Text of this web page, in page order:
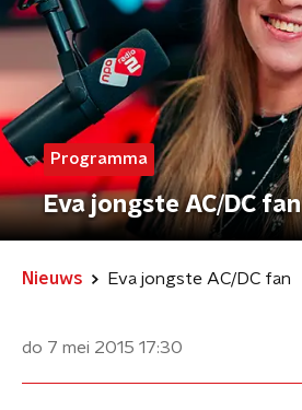
Programma
Eva jongste AC/DC fan
Nieuws Eva jongste AC/DC fan
do 7 mei 2015 17:30